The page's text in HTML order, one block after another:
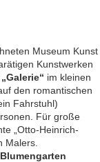
Museum Kunst
Kunstwerken
„Galerie“ im kleinen
den romantischen
Fahrstuhl)
Für große
„Otto-Heinrich-
Malers.